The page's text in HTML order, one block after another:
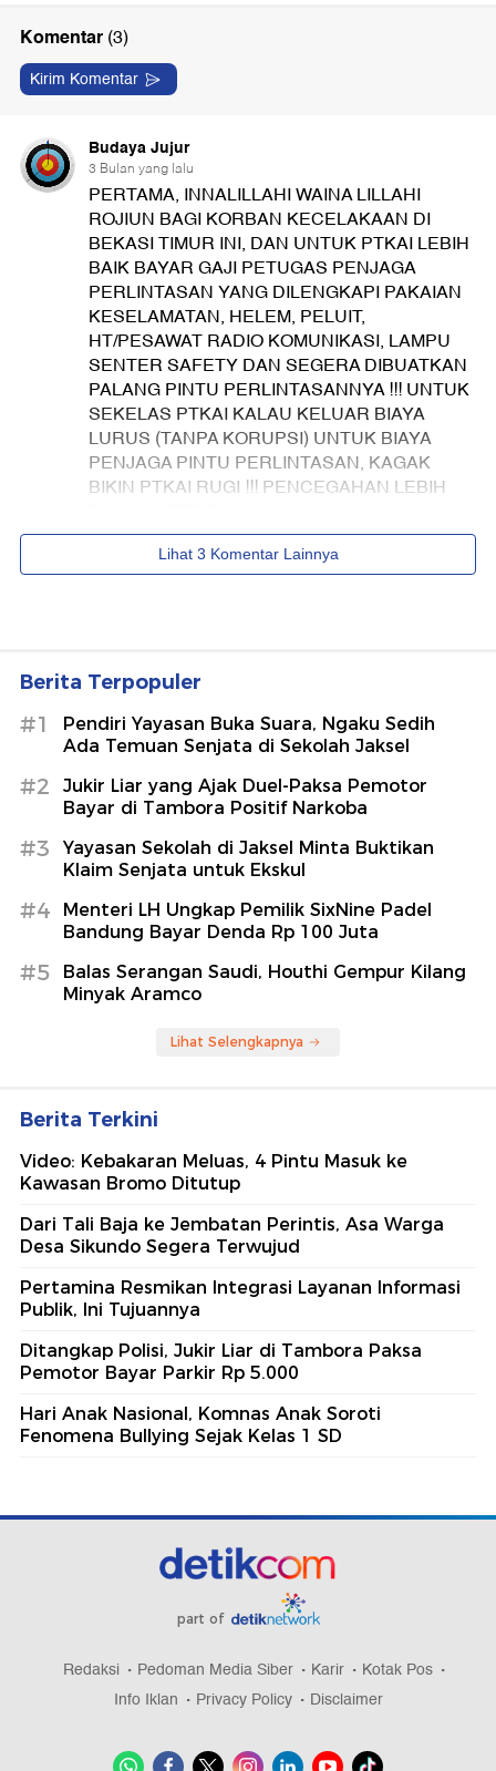
Berita Terpopuler
#1
Pendiri Yayasan Buka Suara, Ngaku Sedih
Ada Temuan Senjata di Sekolah Jaksel
#2
Jukir Liar yang Ajak Duel-Paksa Pemotor
Bayar di Tambora Positif Narkoba
#3
Yayasan Sekolah di Jaksel Minta Buktikan
Klaim Senjata untuk Ekskul
#4
Menteri LH Ungkap Pemilik SixNine Padel
Bandung Bayar Denda Rp 100 Juta
#5
Balas Serangan Saudi, Houthi Gempur Kilang
Minyak Aramco
Lihat Selengkapnya
Berita Terkini
Video: Kebakaran Meluas, 4 Pintu Masuk ke
Kawasan Bromo Ditutup
Dari Tali Baja ke Jembatan Perintis, Asa Warga
Desa Sikundo Segera Terwujud
Pertamina Resmikan Integrasi Layanan Informasi
Publik, Ini Tujuannya
Ditangkap Polisi, Jukir Liar di Tambora Paksa
Pemotor Bayar Parkir Rp 5.000
Hari Anak Nasional, Komnas Anak Soroti
Fenomena Bullying Sejak Kelas 1 SD
part of
Redaksi Pedoman Media Siber Karir
Kotak Pos
Info Iklan
Privacy Policy Disclaimer